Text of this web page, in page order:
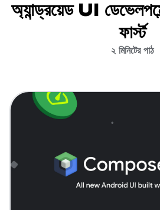
অ্যান্ড্রয়েড UI
ফার্স্ট
২ মিনিটের পাঠ